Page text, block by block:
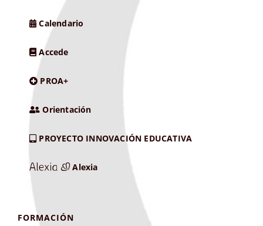
Calendario
Accede
PROA+
Orientación
PROYECTO INNOVACIÓN EDUCATIVA
Alexia
FORMACIÓN